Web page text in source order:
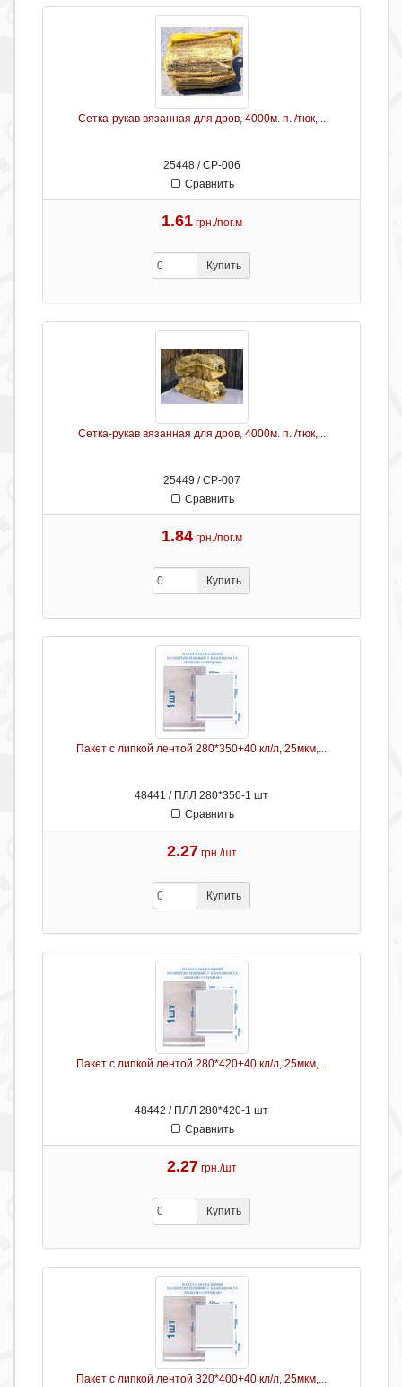
Сетка-рукав вязанная для дров, 4000м. п. /тюк,...
25448 / СР-006
Сравнить
1.61 грн./пог.м
Купить
Сетка-рукав вязанная для дров, 4000м. п. /тюк,...
25449 / СР-007
Сравнить
1.84 грн./пог.м
Купить
Пакет с липкой лентой 280*350+40 кл/л, 25мкм,...
48441 / ПЛЛ 280*350-1 шт
Сравнить
2.27 грн./шт
Купить
Пакет с липкой лентой 280*420+40 кл/л, 25мкм,...
48442 / ПЛЛ 280*420-1 шт
Сравнить
2.27 грн./шт
Купить
Пакет с липкой лентой 320*400+40 кл/л, 25мкм,...